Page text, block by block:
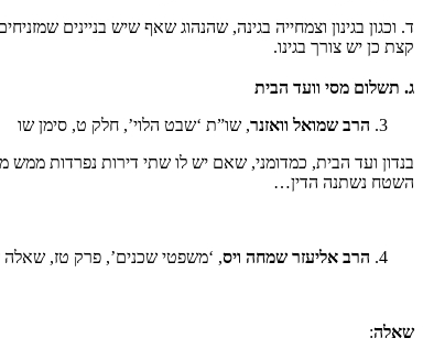
ד. וכגון בגינון וצמחייה בגינה, שהנהוג שאף שיש בניינים
קצת כן יש צורך בגינו.
ג. תשלום מסי וועד הבית
הרב שמואל וואזנר, שו”ת ‘שבט הלוי’, חלק ט, סימן שו
בנדון ועד הבית, כמדומני, שאם יש לו שתי דירות נפרדות
השטח נשתנה הדין…
הרב אליעזר שמחה ויס, ‘משפטי שכנים’, פרק טז, שאלה
שאלה: